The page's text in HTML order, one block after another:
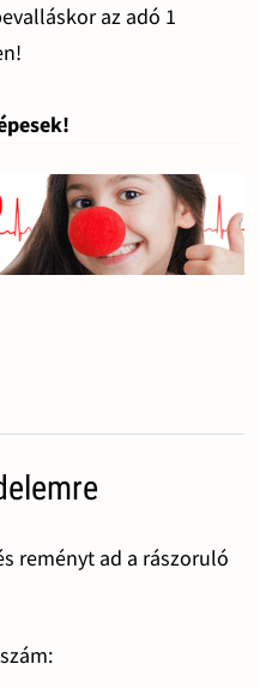
az adó 1
reményt ad a rászoruló